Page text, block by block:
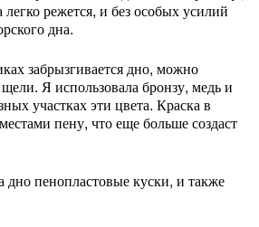
легко режется, и без особых усилий
дна.
забрызгивается дно, можно
Я использовала бронзу, медь и
участках эти цвета. Краска в
пену, что еще больше создаст
пенопластовые куски, и также